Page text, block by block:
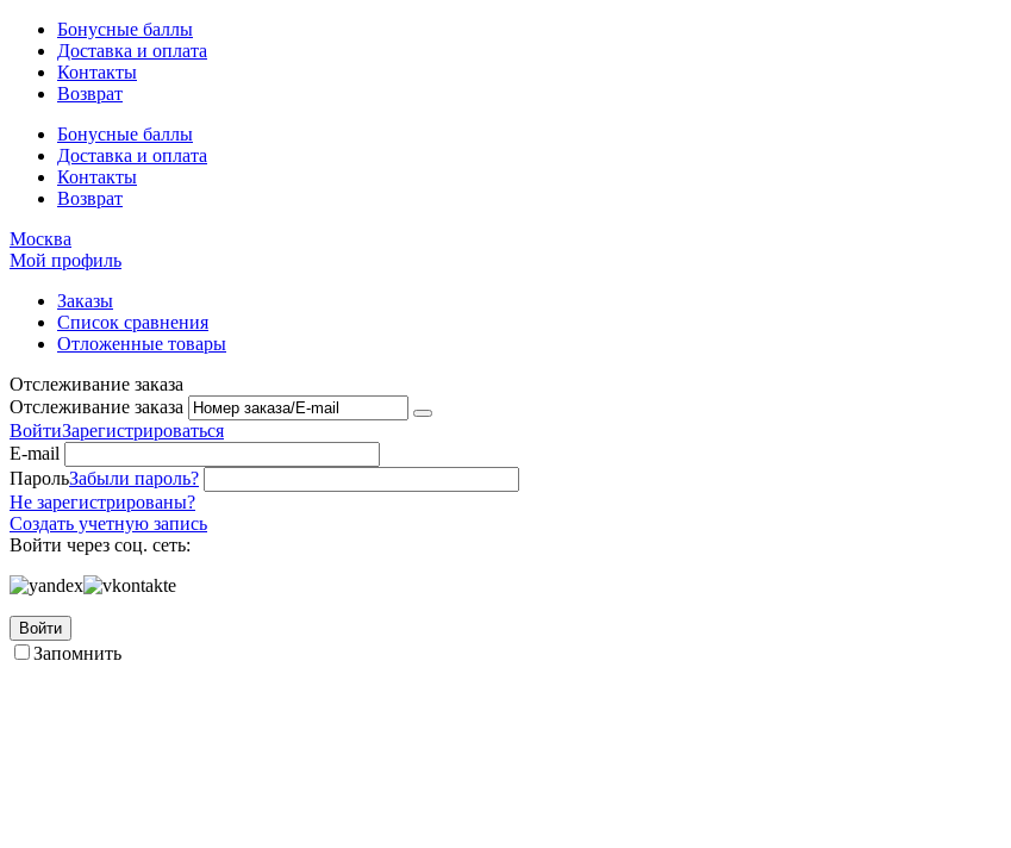
Бонусные баллы
Доставка и оплата
Контакты
Возврат
Бонусные баллы
Доставка и оплата
Контакты
Возврат
Москва
Мой профиль
Заказы
Список сравнения
Отложенные товары
Отслеживание заказа
Отслеживание заказа
ВойтиЗарегистрироваться
E-mail
ПарольЗабыли пароль?
Не зарегистрированы?
Создать учетную запись
Войти через соц. сеть:
Войти
Запомнить